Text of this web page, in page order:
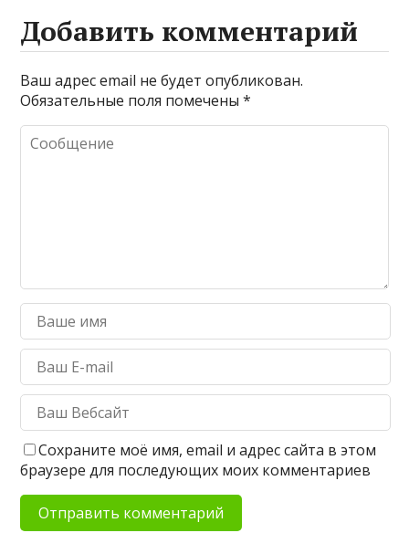
Добавить комментарий
Ваш адрес email не будет опубликован.
Обязательные поля помечены*
Сохраните моё имя, email и адрес сайта в этом
браузере для последующих моих комментариев